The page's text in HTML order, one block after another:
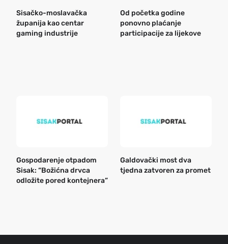
Sisačko-moslavačka
županija kao centar
gaming industrije
Od početka godine
ponovno plaćanje
participacije za lijekove
Gospodarenje otpadom
Sisak: “Božićna drvca
odložite pored kontejnera”
Galdovački most dva
tjedna zatvoren za promet